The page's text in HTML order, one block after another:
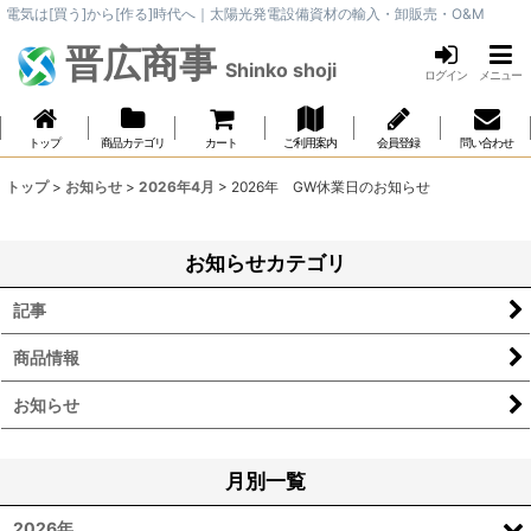
電気は[買う]から[作る]時代へ｜太陽光発電設備資材の輸入・卸販売・O&M
晋広商事 Shinko shoji ログイン メニュー
トップ 商品カテゴリ カート ご利用案内 会員登録 問い合わせ
トップ > お知らせ > 2026年4月 > 2026年 GW休業日のお知らせ
お知らせカテゴリ
記事
商品情報
お知らせ
月別一覧